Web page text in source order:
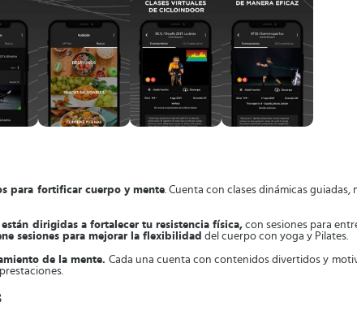
para fortificar cuerpo y mente. Cuenta con clases dinámicas
están dirigidas a fortalecer tu resistencia física,con sesiones para
sesiones para mejorar la flexibilidad del cuerpo con yoga y Pilates.
de la mente. Cada una cuenta con contenidos divertidos y